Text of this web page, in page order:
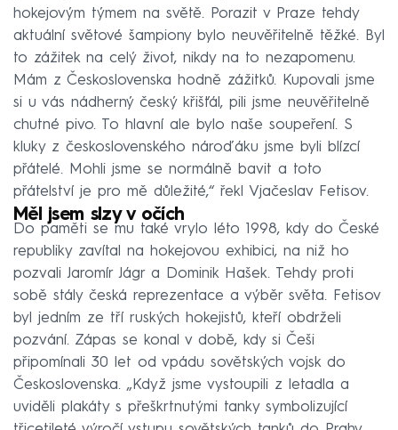
hokejovým týmem na světě. Porazit v Praze tehdy
aktuální světové šampiony bylo neuvěřitelně těžké. Byl
to zážitek na celý život, nikdy na to nezapomenu.
Mám z Československa hodně zážitků. Kupovali jsme
si u vás nádherný český křišťál, pili jsme neuvěřitelně
chutné pivo. To hlavní ale bylo naše soupeření. S
kluky z československého nároďáku jsme byli blízcí
přátelé. Mohli jsme se normálně bavit a toto
přátelství je pro mě důležité,“ řekl Vjačeslav Fetisov.
Měl jsem slzy v očích
Do paměti se mu také vrylo léto 1998, kdy do České
republiky zavítal na hokejovou exhibici, na niž ho
pozvali Jaromír Jágr a Dominik Hašek. Tehdy proti
sobě stály česká reprezentace a výběr světa. Fetisov
byl jedním ze tří ruských hokejistů, kteří obdrželi
pozvání. Zápas se konal v době, kdy si Češi
připomínali 30 let od vpádu sovětských vojsk do
Československa. „Když jsme vystoupili z letadla a
uviděli plakáty s přeškrtnutými tanky symbolizující